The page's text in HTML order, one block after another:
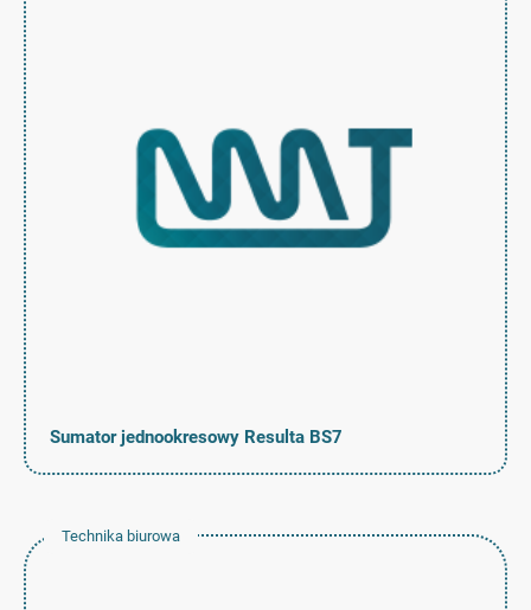
Sumator jednookresowy Resulta BS7
Technika biurowa